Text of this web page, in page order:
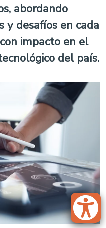
abordando
y desafíos en cada
impacto en el
del país.